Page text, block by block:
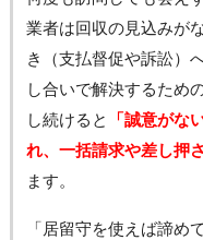
業者は回収の見込みが
き（支払督促や訴訟）
し合いで解決するため
し続けると
「誠意がな
れ、一括請求や差し押
ます。
「居留守を使えば諦め